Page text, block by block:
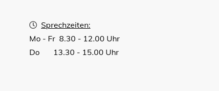
Sprechzeiten:
Mo - Fr 8.30 - 12.00 Uhr
Do 13.30 - 15.00 Uhr